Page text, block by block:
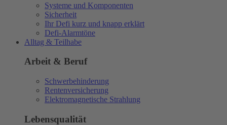
Systeme und Komponenten
Sicherheit
Ihr Defi kurz und knapp erklärt
Defi-Alarmtöne
Alltag & Teilhabe
Arbeit & Beruf
Schwerbehinderung
Rentenversicherung
Elektromagnetische Strahlung
Lebensqualität